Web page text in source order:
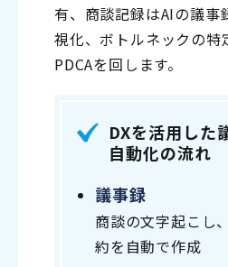
有、商談記録はAIの議事
視化、ボトルネックの特
PDCAを回します。
DXを活用した
自動化の流れ
議事録
商談の文字起こし
約を自動で作成